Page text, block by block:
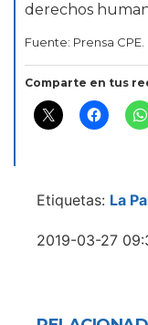
derechos
Fuente: Prensa CPE.
Comparte en tus
Etiquetas: La
2019-03-27